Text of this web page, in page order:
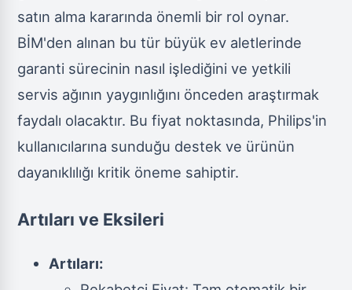
satın alma kararında önemli bir rol oynar.
BİM'den alınan bu tür büyük ev aletlerinde
garanti sürecinin nasıl işlediğini ve yetkili
servis ağının yaygınlığını önceden araştırmak
faydalı olacaktır. Bu fiyat noktasında, Philips'in
kullanıcılarına sunduğu destek ve ürünün
dayanıklılığı kritik öneme sahiptir.
Artıları ve Eksileri
Artıları: